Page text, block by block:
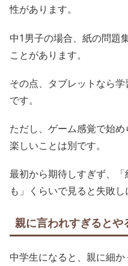
性があります。
中1男子の場合、紙の問題
ことがあります。
その点、タブレットなら
です。
ただし、ゲーム感覚で始
楽しいことは別です。
最初から期待しすぎず、
も」くらいで見ると失敗し
親に言われすぎるとや
中学生になると、親に細